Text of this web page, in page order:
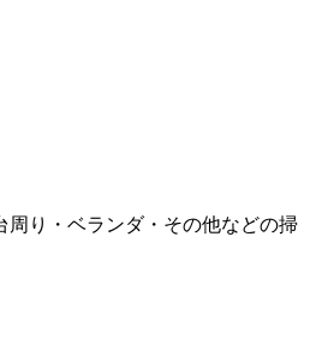
周り・ベランダ・その他などの掃